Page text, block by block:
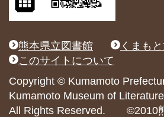
熊本県立図書館
くまも
このサイトについて
Copyright © Kumamoto
Kumamoto Museum of
All Rights Reserved. ©2010